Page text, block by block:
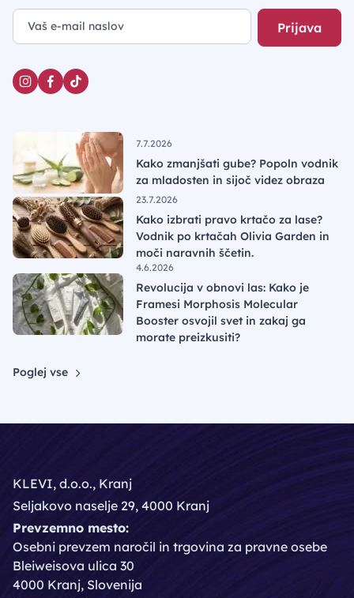
Prijava
7.7.2026
Kako zmanjšati gube? Popoln vodnik
za mladosten in sijoč videz obraza
23.7.2026
Kako izbrati pravo krtačo za lase?
Vodnik po krtačah Olivia Garden in
moči naravnih ščetin.
4.6.2026
Revolucija v obnovi las: Kako je
Framesi Morphosis Molecular
Booster osvojil svet in zakaj ga
morate preizkusiti?
Poglej vse
KLEVI, d.o.o., Kranj
Seljakovo naselje 29, 4000 Kranj
Prevzemno mesto:
Osebni prevzem naročil in trgovina za pravne osebe
Bleiweisova ulica 30
4000 Kranj, Slovenija